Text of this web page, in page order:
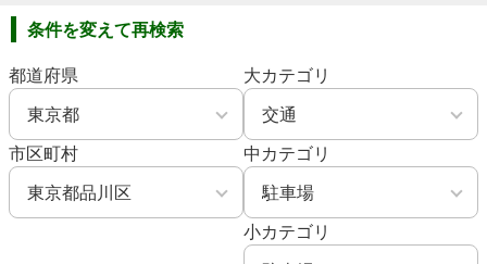
条件を変えて再検索
都道府県
市区町村
大カテゴリ
中カテゴリ
小カテゴリ